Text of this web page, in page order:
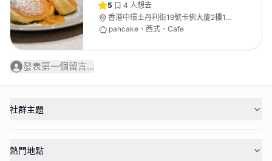
5 4 人想去
香港中環士丹利街19號卡佛大廈2樓1號
舖
pancake、西式、Cafe
發表第一個留言...
社群主題
熱門地點